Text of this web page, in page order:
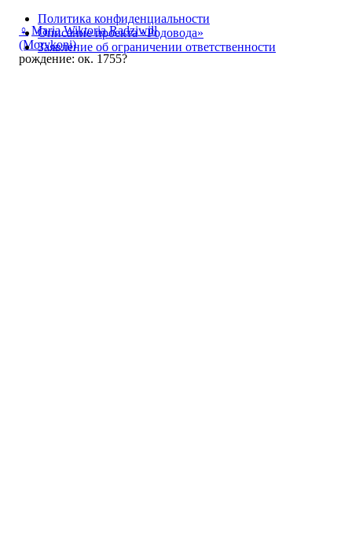
♀ Maria Wiktoria Radziwiłł
(Morykoni)
рождение: ок. 1755?
Политика конфиденциальности
Описание проекта «Родовода»
Заявление об ограничении ответственности